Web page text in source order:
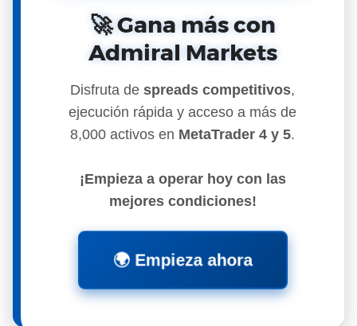
🚀 Gana más con
Admiral Markets
Disfruta de spreads competitivos,
ejecución rápida y acceso a más de
8,000 activos en MetaTrader 4 y 5.
¡Empieza a operar hoy con las
mejores condiciones!
🌍 Empieza ahora